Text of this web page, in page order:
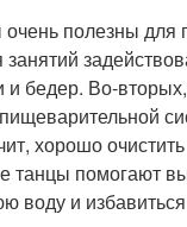
полезны для
бедер. Во-
хорошо
танцы помогают
воду и избавиться